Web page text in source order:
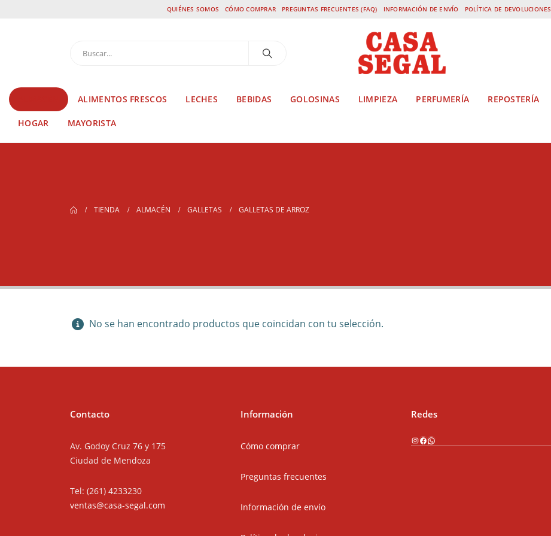
QUIÉNES SOMOS CÓMO COMPRAR PREGUNTAS FRECUENTES (FAQ) INFORMACIÓN DE ENVÍO POLÍTICA DE DEVOLUCIONES
ALIMENTOS FRESCOS LECHES BEBIDAS GOLOSINAS LIMPIEZA PERFUMERÍA REPOSTERÍA
HOGAR MAYORISTA
TIENDA ALMACÉN GALLETAS GALLETAS DE ARROZ
No se han encontrado productos que coincidan con tu selección.
Contacto
Av. Godoy Cruz 76 y 175
Ciudad de Mendoza
Tel: (261) 4233230
ventas@casa-segal.com
Información
Cómo comprar
Preguntas frecuentes
Información de envío
Redes
Instagram
Facebook
WhatsApp